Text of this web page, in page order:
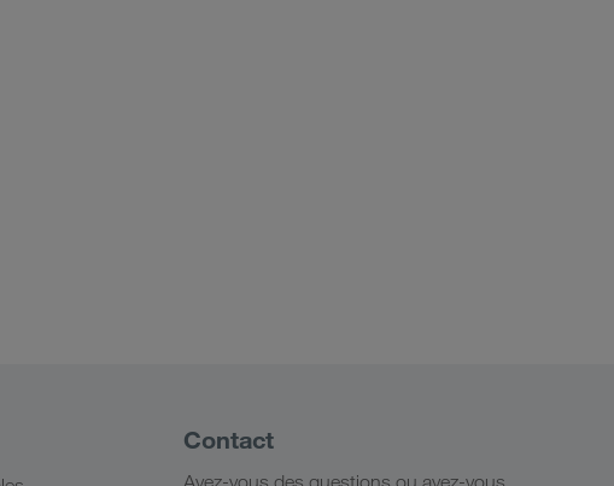
Contact